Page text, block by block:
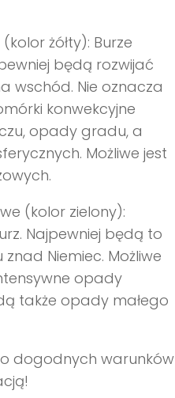
żółty): Burze
będą rozwijać
wschód. Nie oznacza
konwekcyjne
opady gradu, a
Możliwe jest
(kolor zielony):
Najpewniej będą to
Niemiec. Możliwe
opady
także opady małego
dogodnych warunków